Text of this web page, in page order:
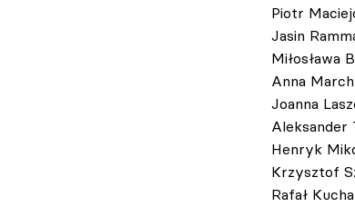
Piotr
Jasin
Miłosława
Anna
Joanna
Aleksander
Henryk
Krzysztof
Rafał